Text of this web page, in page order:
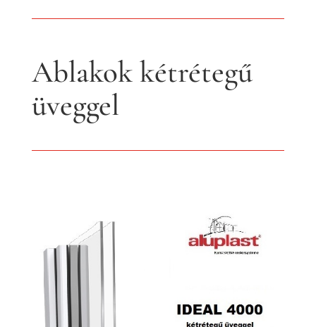
Ablakok kétrétegű
üveggel